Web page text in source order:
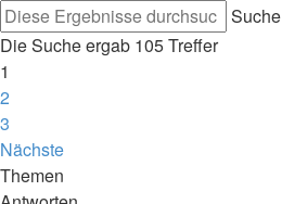
Suche
Die Suche ergab 105 Treffer
1
2
3
Nächste
Themen